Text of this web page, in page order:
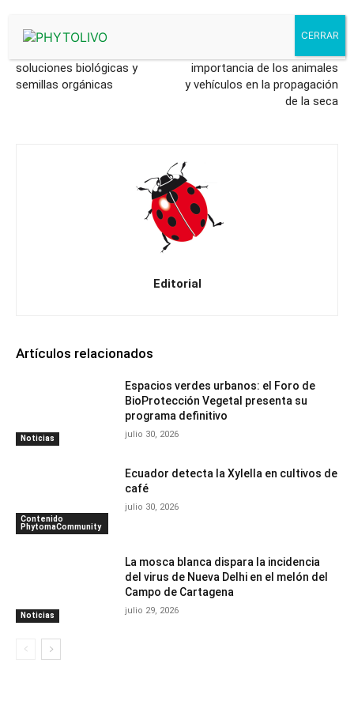
Artículo anterior
soluciones biológicas y
semillas orgánicas
Artículo siguiente
importancia de los animales
y vehículos en la propagación
de la seca
Editorial
Artículos relacionados
Noticias
Espacios verdes urbanos: el Foro de
BioProtección Vegetal presenta su
programa definitivo
julio 30, 2026
Contenido
PhytomaCommunity
Ecuador detecta la Xylella en cultivos de
café
julio 30, 2026
Noticias
La mosca blanca dispara la incidencia
del virus de Nueva Delhi en el melón del
Campo de Cartagena
julio 29, 2026